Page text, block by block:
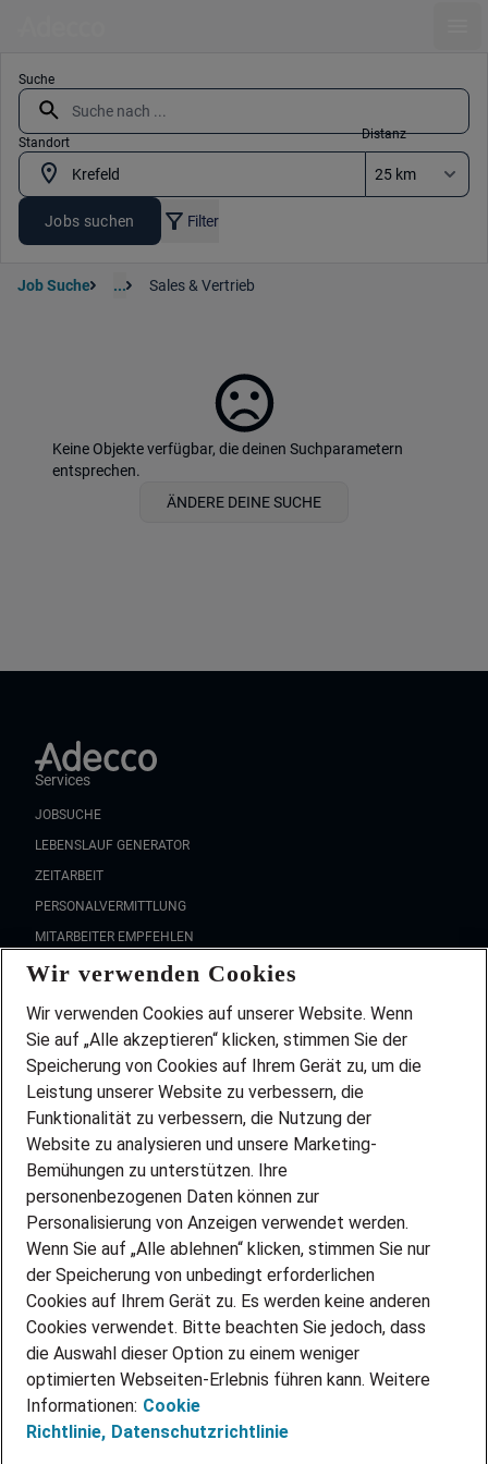
Suche
Standort
Distanz
Jobs suchen Filter
Job Suche ... Sales & Vertrieb
Keine Objekte verfügbar, die deinen Suchparametern
entsprechen.
ÄNDERE DEINE SUCHE
Services
JOBSUCHE
LEBENSLAUF GENERATOR
ZEITARBEIT
PERSONALVERMITTLUNG
MITARBEITER EMPFEHLEN
FAQ
Wir stellen ein!
DEINE BERUFSGRUPPE
DEINE LEBENSSITUATION
PARTNERSHIP WITH AIRBUS
INITIATIV BEWERBEN
ÜBER UNS
STANDORTE
BLOG
PRESSE
KONTAKT
@Adecco 2026
IMPRESSUM
DATENSCHUTZ
Wir verwenden Cookies
Wir verwenden Cookies auf unserer Website. Wenn
Sie auf „Alle akzeptieren“ klicken, stimmen Sie der
Speicherung von Cookies auf Ihrem Gerät zu, um die
Leistung unserer Website zu verbessern, die
Funktionalität zu verbessern, die Nutzung der
Website zu analysieren und unsere Marketing-
Bemühungen zu unterstützen. Ihre
personenbezogenen Daten können zur
Personalisierung von Anzeigen verwendet werden.
Wenn Sie auf „Alle ablehnen“ klicken, stimmen Sie nur
der Speicherung von unbedingt erforderlichen
Cookies auf Ihrem Gerät zu. Es werden keine anderen
Cookies verwendet. Bitte beachten Sie jedoch, dass
die Auswahl dieser Option zu einem weniger
optimierten Webseiten-Erlebnis führen kann. Weitere
Informationen: Cookie
Richtlinie, Datenschutzrichtlinie